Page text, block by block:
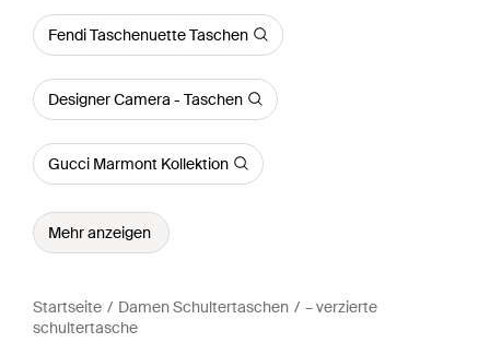
Fendi Taschenuette Taschen
Designer Camera - Taschen
Gucci Marmont Kollektion
Mehr anzeigen
Startseite Damen Schultertaschen
– verzierte
schultertasche